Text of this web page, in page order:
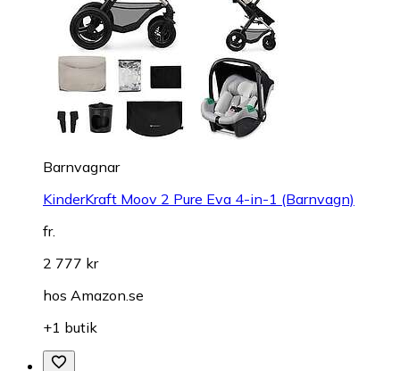
Barnvagnar
KinderKraft Moov 2 Pure Eva 4-in-1 (Barnvagn)
fr.
2 777 kr
hos Amazon.se
+1 butik